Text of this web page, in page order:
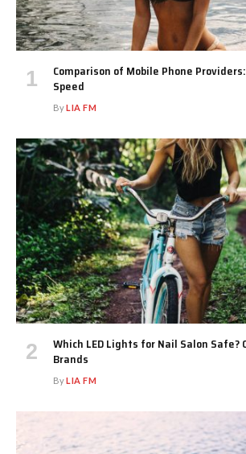
Comparison of Mobile Phone
Speed
ByLIA FM
Which LED Lights for Nail Salon Safe?
Brands
ByLIA FM